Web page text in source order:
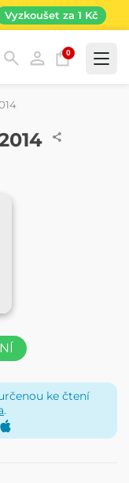
Vyzkoušet za 1 Kč
0
ke čtení
.